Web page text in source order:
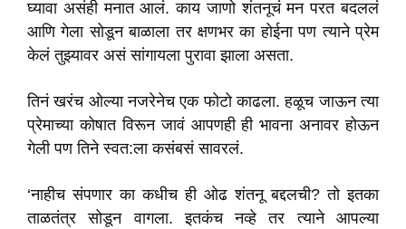
घ्यावा असंही मनात आलं. काय जाणो शंतनूचं मन परत बदललं
आणि गेला सोडून बाळाला तर क्षणभर का होईना पण त्याने प्रेम
केलं तुझ्यावर असं सांगायला पुरावा झाला असता.
तिनं खरंच ओल्या नजरेनेच एक फोटो काढला. हळूच जाऊन त्या
प्रेमाच्या कोषात विरून जावं आपणही ही भावना अनावर होऊन
गेली पण तिने स्वत:ला कसंबसं सावरलं.
‘नाहीच संपणार का कधीच ही ओढ शंतनू बद्दलची? तो इतका
ताळतंत्र सोडून वागला. इतकंच नव्हे तर त्याने आपल्या